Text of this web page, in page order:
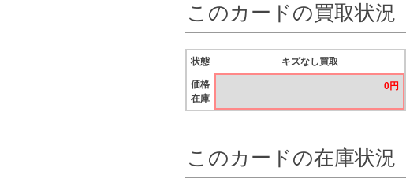
このカードの買取状況
状態
価格
在庫
キズなし買取
0円
このカードの在庫状況